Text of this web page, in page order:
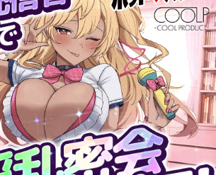
女キャバ嬢の首吊り自●配信、拡散さ
ってる女の末路ｗｗｗｗｗｗｗｗｗ
客、ほぼバイオテロレベルのやらか